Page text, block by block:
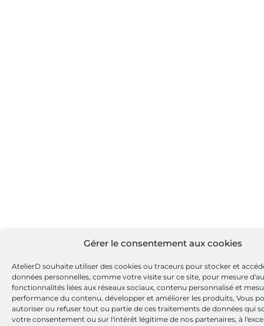
Gérer le consentement aux cookies
AtelierD souhaite utiliser des cookies ou traceurs pour stocker et
données personnelles, comme votre visite sur ce site, pour mesure
fonctionnalités liées aux réseaux sociaux, contenu personnalisé et
performance du contenu, développer et améliorer les produits, Vous
autoriser ou refuser tout ou partie de ces traitements de données qui
votre consentement ou sur l'intérêt légitime de nos partenaires, à